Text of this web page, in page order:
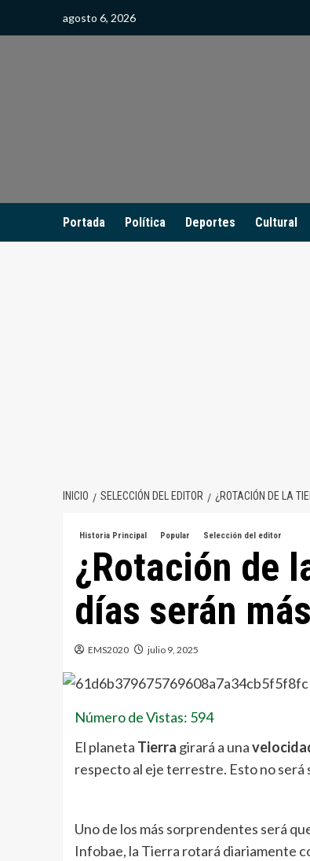
agosto 6, 2026
Portada Política Deportes Cultural
INICIO SELECCIÓN DEL EDITOR ¿ROTACIÓN DE LA
Historia Principal Popular Selección del editor
¿Rotación de
días serán
EMS2020 julio 9, 2025
Número de Vistas: 594
El planeta Tierra girará a una
respecto al eje terrestre. Esto no será
Uno de los más sorprendentes será
Infobae, la Tierra rotará diariamente